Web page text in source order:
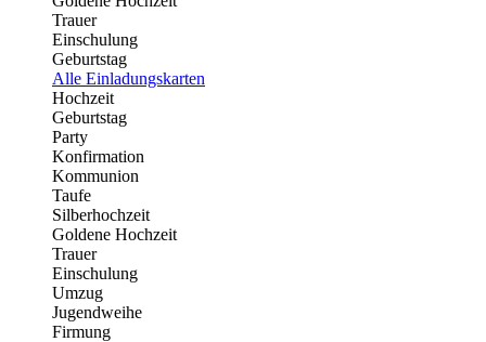
Trauer
Einschulung
Geburtstag
Alle Einladungskarten
Hochzeit
Geburtstag
Party
Konfirmation
Kommunion
Taufe
Silberhochzeit
Goldene Hochzeit
Trauer
Einschulung
Umzug
Jugendweihe
Firmung